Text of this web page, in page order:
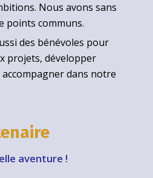
Nous avons sans
points communs.
des bénévoles pour
projets, développer
accompagner dans notre
aventure !